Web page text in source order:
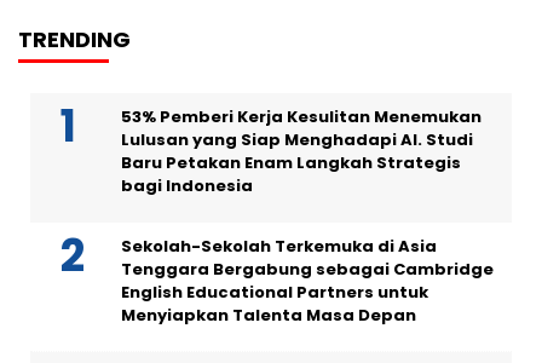
TRENDING
53% Pemberi Kerja Kesulitan Menemukan
Lulusan yang Siap Menghadapi AI. Studi
Baru Petakan Enam Langkah Strategis
bagi Indonesia
Sekolah-Sekolah Terkemuka di Asia
Tenggara Bergabung sebagai Cambridge
English Educational Partners untuk
Menyiapkan Talenta Masa Depan